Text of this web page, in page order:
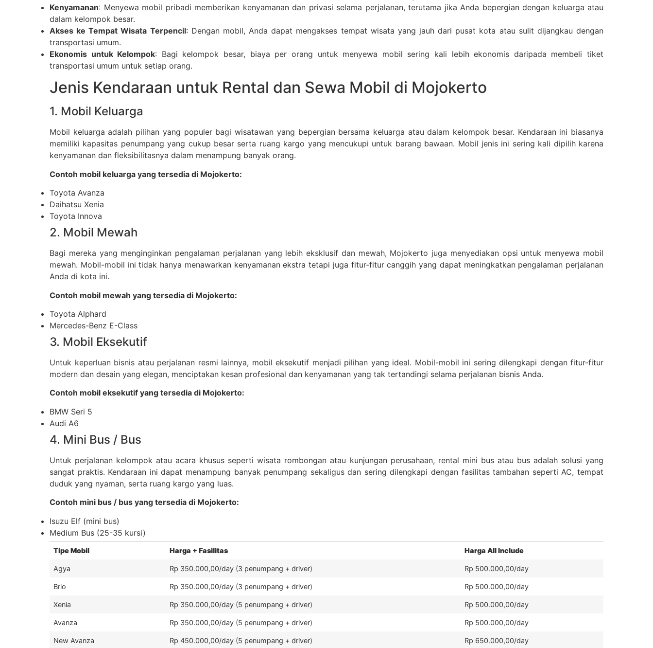
Kenyamanan: Menyewa mobil pribadi memberikan kenyamanan dan privasi selama perjalanan, terutama jika Anda bepergian dengan keluarga atau
dalam kelompok besar.
Akses ke Tempat Wisata Terpencil: Dengan mobil, Anda dapat mengakses tempat wisata yang jauh dari pusat kota atau sulit dijangkau dengan
transportasi umum.
Ekonomis untuk Kelompok: Bagi kelompok besar, biaya per orang untuk menyewa mobil sering kali lebih ekonomis daripada membeli tiket
transportasi umum untuk setiap orang.
Jenis Kendaraan untuk Rental dan Sewa Mobil di Mojokerto
1. Mobil Keluarga
Mobil keluarga adalah pilihan yang populer bagi wisatawan yang bepergian bersama keluarga atau dalam kelompok besar. Kendaraan ini biasanya
memiliki kapasitas penumpang yang cukup besar serta ruang kargo yang mencukupi untuk barang bawaan. Mobil jenis ini sering kali dipilih karena
kenyamanan dan fleksibilitasnya dalam menampung banyak orang.
Contoh mobil keluarga yang tersedia di Mojokerto:
Toyota Avanza
Daihatsu Xenia
Toyota Innova
2. Mobil Mewah
Bagi mereka yang menginginkan pengalaman perjalanan yang lebih eksklusif dan mewah, Mojokerto juga menyediakan opsi untuk menyewa mobil
mewah. Mobil-mobil ini tidak hanya menawarkan kenyamanan ekstra tetapi juga fitur-fitur canggih yang dapat meningkatkan pengalaman perjalanan
Anda di kota ini.
Contoh mobil mewah yang tersedia di Mojokerto:
Toyota Alphard
Mercedes-Benz E-Class
3. Mobil Eksekutif
Untuk keperluan bisnis atau perjalanan resmi lainnya, mobil eksekutif menjadi pilihan yang ideal. Mobil-mobil ini sering dilengkapi dengan fitur-fitur
modern dan desain yang elegan, menciptakan kesan profesional dan kenyamanan yang tak tertandingi selama perjalanan bisnis Anda.
Contoh mobil eksekutif yang tersedia di Mojokerto:
BMW Seri 5
Audi A6
4. Mini Bus / Bus
Untuk perjalanan kelompok atau acara khusus seperti wisata rombongan atau kunjungan perusahaan, rental mini bus atau bus adalah solusi yang
sangat praktis. Kendaraan ini dapat menampung banyak penumpang sekaligus dan sering dilengkapi dengan fasilitas tambahan seperti AC, tempat
duduk yang nyaman, serta ruang kargo yang luas.
Contoh mini bus / bus yang tersedia di Mojokerto:
Isuzu Elf (mini bus)
Medium Bus (25-35 kursi)
Tipe Mobil Harga + Fasilitas Harga All Include
Agya Rp 350.000,00/day (3 penumpang + driver) Rp 500.000,00/day
Brio Rp 350.000,00/day (3 penumpang + driver) Rp 500.000,00/day
Xenia Rp 350.000,00/day (5 penumpang + driver) Rp 500.000,00/day
Avanza Rp 350.000,00/day (5 penumpang + driver) Rp 500.000,00/day
New Avanza Rp 450.000,00/day (5 penumpang + driver) Rp 650.000,00/day